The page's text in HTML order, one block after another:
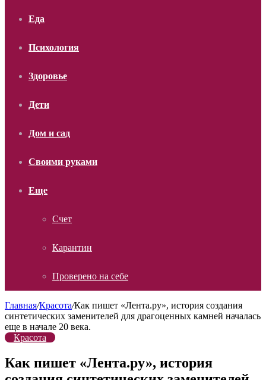
Еда
Психология
Здоровье
Дети
Дом и сад
Своими руками
Еще
Счет
Карантин
Проверено на себе
Главная/Красота/Как пишет «Лента.ру», история создания
синтетических заменителей для драгоценных камней началась
еще в начале 20 века.
Красота
Как пишет «Лента.ру», история